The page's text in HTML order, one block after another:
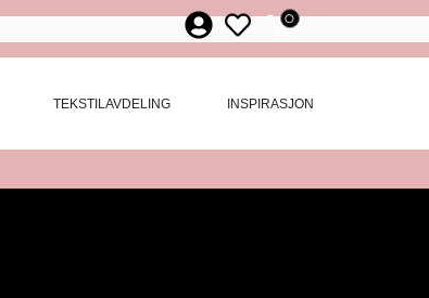
0
Merker
TEKSTILAVDELING INSPIRASJON